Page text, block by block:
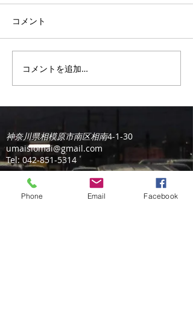
店内の気温が３７度！１３時
ごろから１７時ごろまで。毎
年のことですが私は全然大丈
夫です。しかしお客様が不快
ですよね。 叉焼を焼いている
暖ともにエアコンは全く効か
コメント
コメントを追加…
神奈川県相模原市南区相南4-1-30
umaisiomai@gmail.com
Tel: 042-851-5314
Phone Email Facebook